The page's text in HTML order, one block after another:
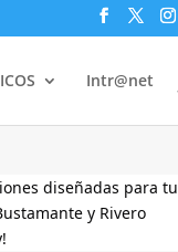
Intr@net
diseñadas para tu
y Rivero